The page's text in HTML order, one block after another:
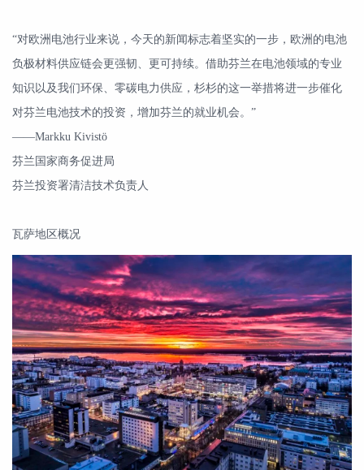
“对欧洲电池行业来说，今天的新闻标志着坚实的一步，欧洲的电池
负极材料供应链会更强韧、更可持续。借助芬兰在电池领域的专业
知识以及我们环保、零碳电力供应，杉杉的这一举措将进一步催化
对芬兰电池技术的投资，增加芬兰的就业机会。”
——Markku Kivistö
芬兰国家商务促进局
芬兰投资署清洁技术负责人
瓦萨地区概况